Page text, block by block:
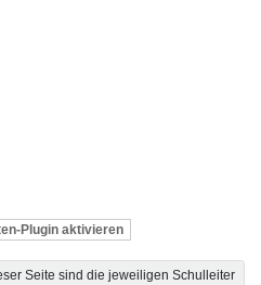
Plugin aktivieren
Seite sind die jeweiligen Schulleiter